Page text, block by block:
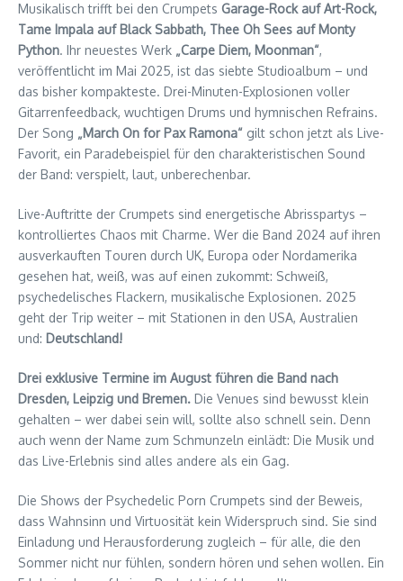
Musikalisch trifft bei den Crumpets Garage-Rock auf Art-Rock,
Tame Impala auf Black Sabbath, Thee Oh Sees auf Monty
Python. Ihr neuestes Werk „Carpe Diem, Moonman“,
veröffentlicht im Mai 2025, ist das siebte Studioalbum – und
das bisher kompakteste. Drei-Minuten-Explosionen voller
Gitarrenfeedback, wuchtigen Drums und hymnischen Refrains.
Der Song „March On for Pax Ramona“ gilt schon jetzt als Live-
Favorit, ein Paradebeispiel für den charakteristischen Sound
der Band: verspielt, laut, unberechenbar.
Live-Auftritte der Crumpets sind energetische Abrisspartys –
kontrolliertes Chaos mit Charme. Wer die Band 2024 auf ihren
ausverkauften Touren durch UK, Europa oder Nordamerika
gesehen hat, weiß, was auf einen zukommt: Schweiß,
psychedelisches Flackern, musikalische Explosionen. 2025
geht der Trip weiter – mit Stationen in den USA, Australien
und: Deutschland!
Drei exklusive Termine im August führen die Band nach
Dresden, Leipzig und Bremen. Die Venues sind bewusst klein
gehalten – wer dabei sein will, sollte also schnell sein. Denn
auch wenn der Name zum Schmunzeln einlädt: Die Musik und
das Live-Erlebnis sind alles andere als ein Gag.
Die Shows der Psychedelic Porn Crumpets sind der Beweis,
dass Wahnsinn und Virtuosität kein Widerspruch sind. Sie sind
Einladung und Herausforderung zugleich – für alle, die den
Sommer nicht nur fühlen, sondern hören und sehen wollen. Ein